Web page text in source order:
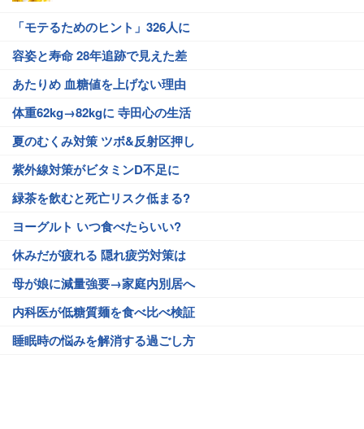
「モテるためのヒント」326人に
容姿と寿命 28年追跡で見えた差
あたりめ 血糖値を上げない理由
体重62kg→82kgに 寺田心の生活
夏のむくみ対策 ツボ&反射区押し
紫外線対策がビタミンD不足に
緑茶を飲むと死亡リスク低まる?
ヨーグルト いつ食べたらいい?
休みだが疲れる 隠れ疲労対策は
母が娘に減量強要→家庭内別居へ
内科医が低糖質麺を食べ比べ検証
睡眠時の悩みを解消する過ごし方